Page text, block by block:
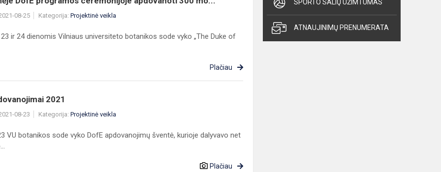
08-25 Kategorija: Projektinė veikla
ir 24 dienomis Vilniaus universiteto botanikos sode vyko „The Duke of
Plačiau
2021
08-23 Kategorija: Projektinė veikla
VU botanikos sode vyko DofE apdovanojimų šventė, kurioje dalyvavo net
Plačiau
SPORTO SALIŲ UŽIMTUMAS
ATNAUJINIMŲ PRENUMERATA